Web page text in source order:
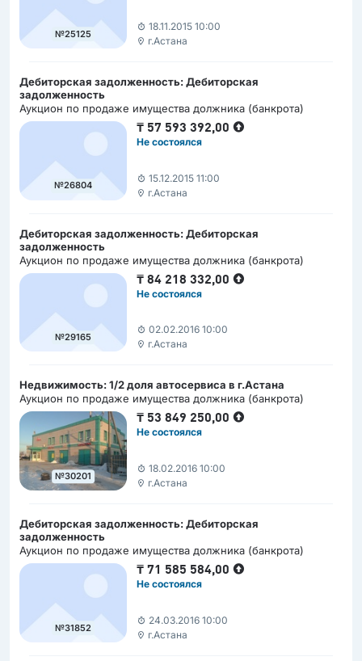
№25125
18.11.2015 10:00
г.Астана
Дебиторская задолженность: Дебиторская
задолженность
Аукцион по продаже имущества должника (банкрота)
№26804
₸ 57 593 392,00
Не состоялся
15.12.2015 11:00
г.Астана
Дебиторская задолженность: Дебиторская
задолженность
Аукцион по продаже имущества должника (банкрота)
№29165
₸84 218 332,00
Не состоялся
02.02.2016 10:00
г.Астана
Недвижимость: 1/2 доля автосервиса в г.Астана
Аукцион по продаже имущества должника (банкрота)
№30201
₸ 53 849 250,00
Не состоялся
18.02.2016 10:00
г.Астана
Дебиторская задолженность: Дебиторская
задолженность
Аукцион по продаже имущества должника (банкрота)
№31852
₸71 585 584,00
Не состоялся
24.03.2016 10:00
г.Астана